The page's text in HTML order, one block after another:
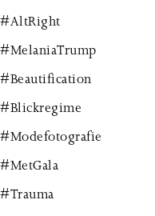
#AltRight
#MelaniaTrump
#Beautification
#Blickregime
#Modefotografie
#MetGala
#Trauma